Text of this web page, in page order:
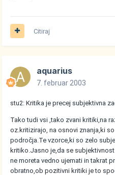
Citiraj
aquarius
7. februar 2003
stu2: Kritika je precej subjektivna
Tako tudi vsi ,tako zvani kritiki,na
oz.kritizirajo, na osnovi znanja,ki
področja.Te vzorce,ki so zelo
kritiko.Jasno je,da se
ne moreta vedno ujemati in takrat
obratno,ob pozitivni kritiki je to